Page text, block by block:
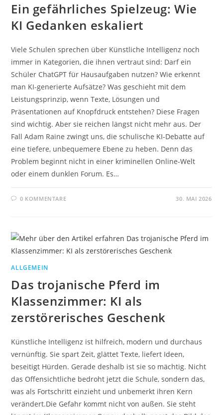
Ein gefährliches Spielzeug: Wie
KI Gedanken eskaliert
Viele Schulen sprechen über Künstliche Intelligenz noch
immer in Kategorien, die ihnen vertraut sind: Darf ein
Schüler ChatGPT für Hausaufgaben nutzen? Wie erkennt
man KI-generierte Aufsätze? Was geschieht mit dem
Leistungsprinzip, wenn Texte, Lösungen und
Präsentationen auf Knopfdruck entstehen? Diese Fragen
sind wichtig. Aber sie reichen längst nicht mehr aus. Der
Fall Adam Raine zwingt uns, die schulische KI-Debatte auf
eine tiefere, unbequemere Ebene zu heben. Denn das
Problem beginnt nicht in einer kriminellen Online-Welt
oder einem dunklen Forum. Es…
0 KOMMENTARE 30. MAI 2026
ALLGEMEIN
Das trojanische Pferd im
Klassenzimmer: KI als
zerstörerisches Geschenk
Künstliche Intelligenz ist hilfreich, modern und durchaus
vernünftig. Sie spart Zeit, glättet Texte, liefert Ideen,
beseitigt Hürden. Gerade deshalb ist sie so mächtig. Nicht
das Offensichtliche bedroht jetzt die Schule, sondern das,
was als Fortschritt einzieht und unbemerkt ihren Kern
verändert.Die Gefahr kommt nicht von außen. Sie steht